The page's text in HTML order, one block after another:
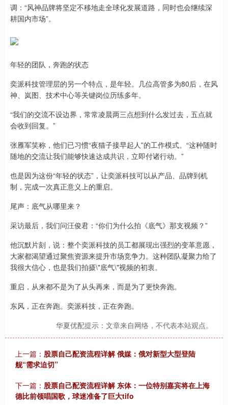
调：“风神品牌将坚定不移地走全球化发展道路，同时也会继续深
耕国内市场”。
年轻的团队，奔跑的状态
奕派科技管理层的另一个特点，是年轻。几位高管多为80后，在风
神、岚图、技术中心等关键岗位历练多年。
“我们的交流不设边界，常常凌晨两三点想到什么发过去，五点就
会收到回复。”
张雁军笑称，他们已习惯“夜猫子接早起人”的工作模式。“这种随时
随地的交流让我们能够快速达成共识，立即付诸行动。”
也是因为这份“年轻的状态”，让奕派科技可以从产品、品牌到机
制，完成一次真正意义上的重启。
尾声：底气从哪里来？
采访最后，我们问汪俊君：“你们为什么拍《底气》那支视频？”
他沉默片刻，说：整个奕派科技的员工都展现出强烈的变革意愿，
大家都渴望通过聚焦资源来提升市场竞争力。这种团队凝聚力给了
我很大信心，也是我们拍摄\"底气\"视频的初衷。
重启，从来都不是为了从头再来，而是为了更快奔跑。
东风，正在奔跑。奕派科技，正在奔跑。
华夏优配提示：文章来自网络，不代表本站观点。
上一篇： 股票自己配资流程详解 俄媒：俄对新型大型登陆
舰“需求迫切”
下一篇： 股票自己配资流程详解 东体：一位特别嘉宾将在上海
德比前领唱国歌，球迷准备了巨大tifo